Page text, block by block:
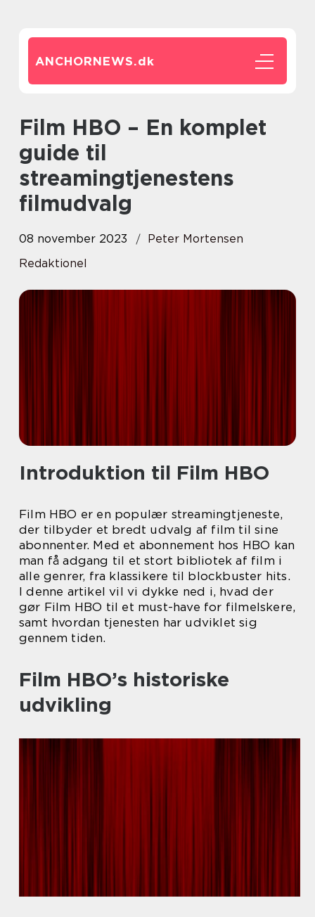
ANCHORNEWS.dk
Film HBO – En komplet
guide til
streamingtjenestens
filmudvalg
08 november 2023
Peter Mortensen
Redaktionel
Introduktion til Film HBO
Film HBO er en populær streamingtjeneste,
der tilbyder et bredt udvalg af film til sine
abonnenter. Med et abonnement hos HBO kan
man få adgang til et stort bibliotek af film i
alle genrer, fra klassikere til blockbuster hits.
I denne artikel vil vi dykke ned i, hvad der
gør Film HBO til et must-have for filmelskere,
samt hvordan tjenesten har udviklet sig
gennem tiden.
Film HBO’s historiske
udvikling